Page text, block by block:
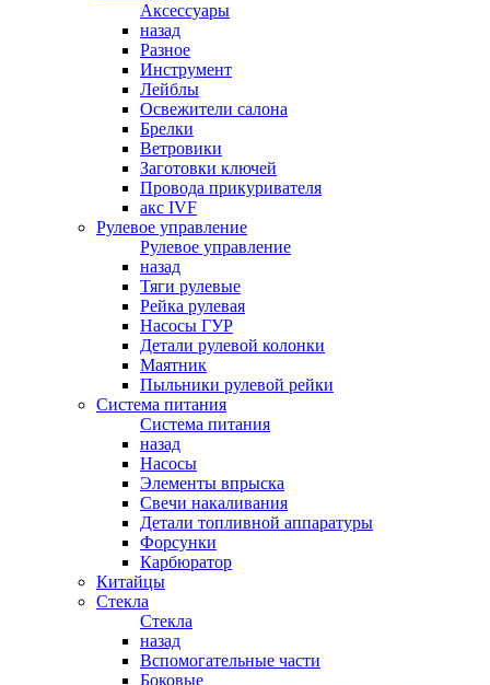
Аксессуары
назад
Разное
Инструмент
Лейблы
Освежители салона
Брелки
Ветровики
Заготовки ключей
Провода прикуривателя
акс IVF
Рулевое управление
Рулевое управление
назад
Тяги рулевые
Рейка рулевая
Насосы ГУР
Детали рулевой колонки
Маятник
Пыльники рулевой рейки
Система питания
Система питания
назад
Насосы
Элементы впрыска
Свечи накаливания
Детали топливной аппаратуры
Форсунки
Карбюратор
Китайцы
Стекла
Стекла
назад
Вспомогательные части
Боковые